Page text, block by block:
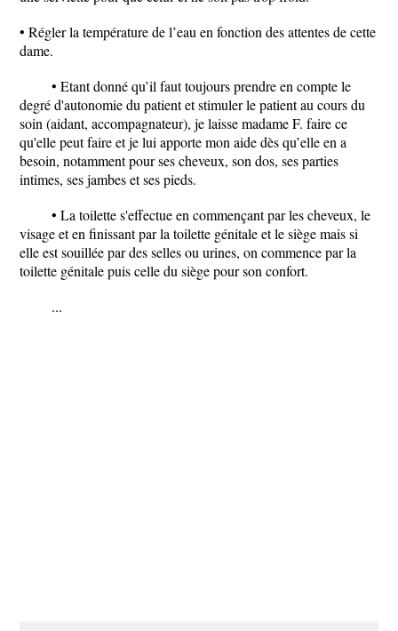
• Régler la température de l’eau en fonction des attentes de cette
dame.
• Etant donné qu’il faut toujours prendre en compte le
degré d'autonomie du patient et stimuler le patient au cours du
soin (aidant, accompagnateur), je laisse madame F. faire ce
qu'elle peut faire et je lui apporte mon aide dès qu’elle en a
besoin, notamment pour ses cheveux, son dos, ses parties
intimes, ses jambes et ses pieds.
• La toilette s'effectue en commençant par les cheveux, le
visage et en finissant par la toilette génitale et le siège mais si
elle est souillée par des selles ou urines, on commence par la
toilette génitale puis celle du siège pour son confort.
...